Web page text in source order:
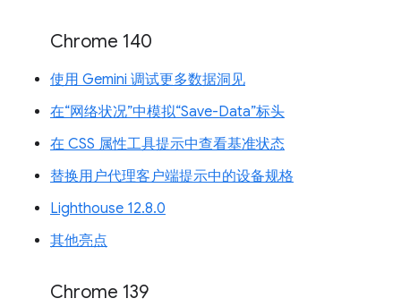
Chrome 140
使用 Gemini 调试更多数据洞见
在“网络状况”中模拟“Save-Data”标头
在 CSS 属性工具提示中查看基准状态
替换用户代理客户端提示中的设备规格
Lighthouse 12.8.0
其他亮点
Chrome 139